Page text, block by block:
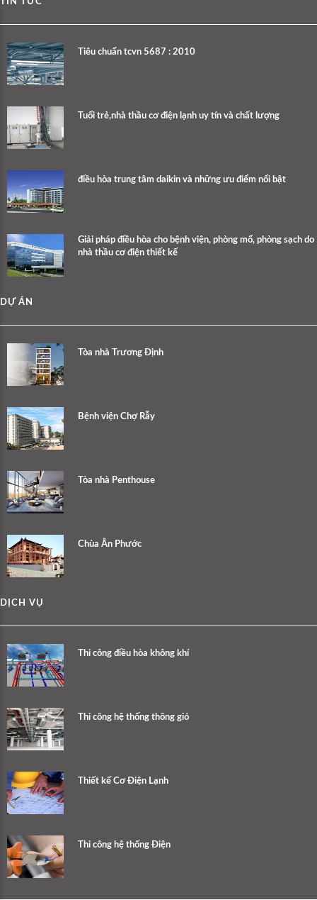
Tiêu chuẩn tcvn 5687 : 2010
Tuổi trẻ,nhà thầu cơ điện lạnh uy tín và chất lượng
điều hòa trung tâm daikin và những ưu điểm nổi bật
Giải pháp điều hòa cho bệnh viện, phòng mổ, phòng sạch do
nhà thầu cơ điện thiết kế
DỰ ÁN
Tòa nhà Trương Định
Bệnh viện Chợ Rẫy
Tòa nhà Penthouse
Chùa Ân Phước
DỊCH VỤ
Thi công điều hòa không khí
Thi công hệ thống thông gió
Thiết kế Cơ Điện Lạnh
Thi công hệ thống Điện